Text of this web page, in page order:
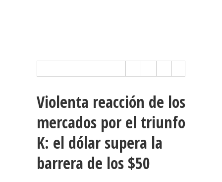
Violenta reacción de los
mercados por el triunfo
K: el dólar supera la
barrera de los $50